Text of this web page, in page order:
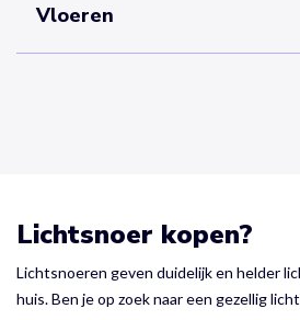
Vloeren
Lichtsnoer kopen?
Lichtsnoeren geven duidelijk en helder
huis. Ben je op zoek naar een gezellig